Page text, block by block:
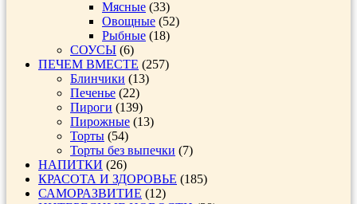
Мясные (33)
Овощные (52)
Рыбные (18)
СОУСЫ (6)
ПЕЧЕМ ВМЕСТЕ (257)
Блинчики (13)
Печенье (22)
Пироги (139)
Пирожные (13)
Торты (54)
Торты без выпечки (7)
НАПИТКИ (26)
КРАСОТА И ЗДОРОВЬЕ (185)
САМОРАЗВИТИЕ (12)